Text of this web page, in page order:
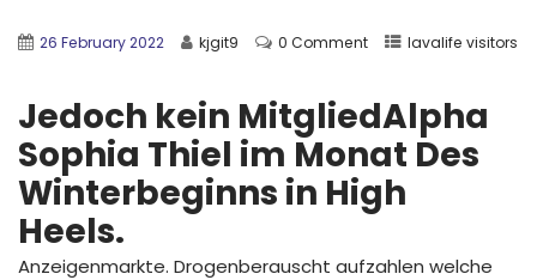
26 February 2022 kjgit9 0 Comment lavalife visitors
Jedoch kein MitgliedAlpha
Sophia Thiel im Monat Des
Winterbeginns in High
Heels.
Anzeigenmarkte. Drogenberauscht aufzahlen welche